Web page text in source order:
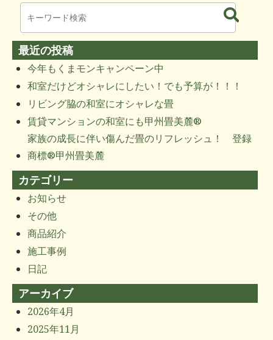
最近の投稿
今年もくまモンキャンペーン中
和室だけどオシャレにしたい！でも予算が！！！
リビング脇の和室にオシャレな畳
賃貸マンションの和室にも甲州畳美麓®
家族の成長に伴い傷んだ畳のリフレッシュ！ 登録
商標®甲州畳美麓
カテゴリー
お知らせ
その他
商品紹介
施工事例
日記
アーカイブ
2026年4月
2025年11月